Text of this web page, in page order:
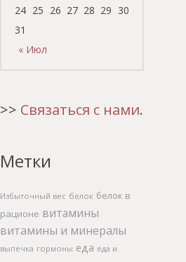
« Июл
24 25 26 27 28 29 30
31
>> Связаться с нами.
Метки
Избыточный вес белок белок в
рационе витамины
витамины и минералы
выпечка гормоны еда еда и